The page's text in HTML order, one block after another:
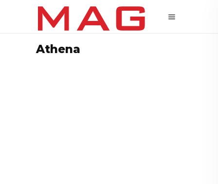
Athena